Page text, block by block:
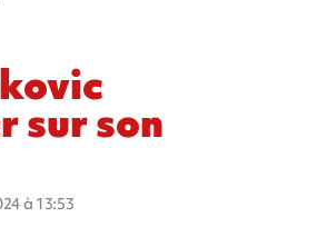
sur son
à 13:53